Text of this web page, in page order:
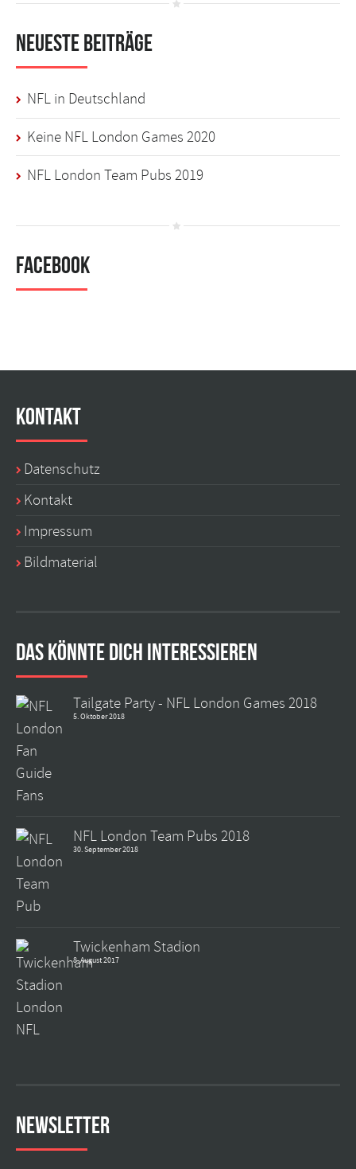
Neueste Beiträge
NFL in Deutschland
Keine NFL London Games 2020
NFL London Team Pubs 2019
Facebook
Kontakt
Datenschutz
Kontakt
Impressum
Bildmaterial
Das könnte dich interessieren
Tailgate Party - NFL London Games 2018
5. Oktober 2018
NFL London Team Pubs 2018
30. September 2018
Twickenham Stadion
8. August 2017
Newsletter